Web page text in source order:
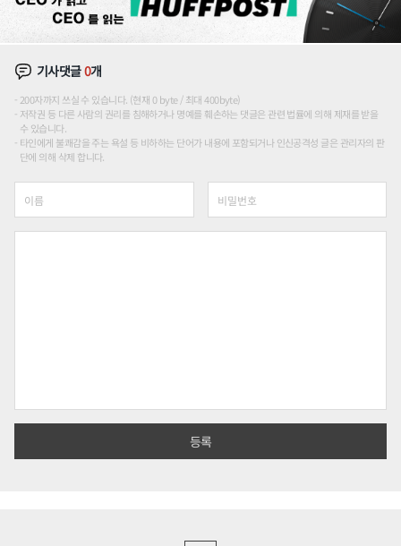
기사댓글0개
200자까지 쓰실 수 있습니다. (현재 0 byte / 최대 400byte)
저작권 등 다른 사람의 권리를 침해하거나 명예를 훼손하는 댓글은 관련 법률에 의해 제재를 받을
수 있습니다.
타인에게 불쾌감을 주는 욕설 등 비하하는 단어가 내용에 포함되거나 인신공격성 글은 관리자의 판
단에 의해 삭제 합니다.